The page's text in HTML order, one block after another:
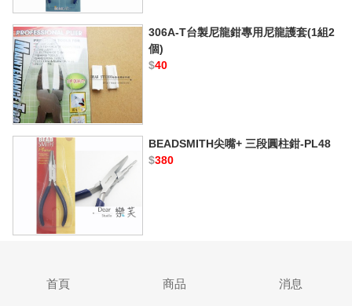
306A-T台製尼龍鉗專用尼龍護套(1組2
個)
$40
BEADSMITH尖嘴+ 三段圓柱鉗-PL48
$380
首頁 商品 消息